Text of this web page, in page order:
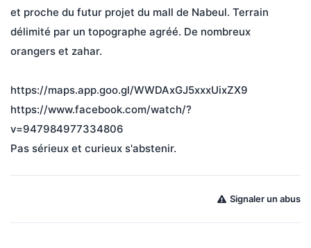
et proche du futur projet du mall de Nabeul. Terrain
délimité par un topographe agréé. De nombreux
orangers et zahar.
https://maps.app.goo.gl/WWDAxGJ5xxxUixZX9
https://www.facebook.com/watch/?
v=947984977334806
Pas sérieux et curieux s'abstenir.
Signaler un abus